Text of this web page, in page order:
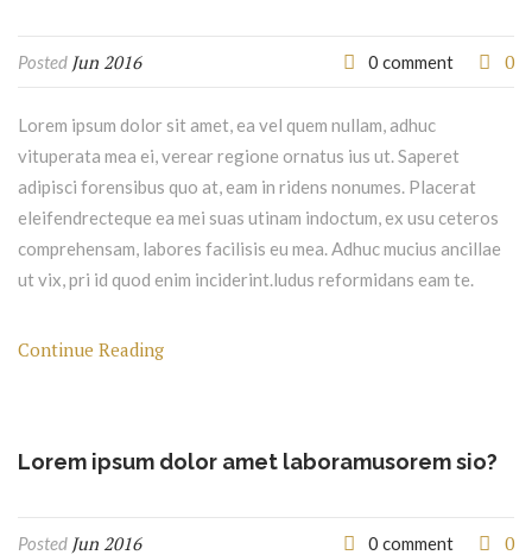
Posted Jun 2016 0 comment 0
Lorem ipsum dolor sit amet, ea vel quem nullam, adhuc
vituperata mea ei, verear regione ornatus ius ut. Saperet
adipisci forensibus quo at, eam in ridens nonumes. Placerat
eleifendrecteque ea mei suas utinam indoctum, ex usu ceteros
comprehensam, labores facilisis eu mea. Adhuc mucius ancillae
ut vix, pri id quod enim inciderint.ludus reformidans eam te.
Continue Reading
Lorem ipsum dolor amet laboramusorem sio?
Posted Jun 2016 0 comment 0